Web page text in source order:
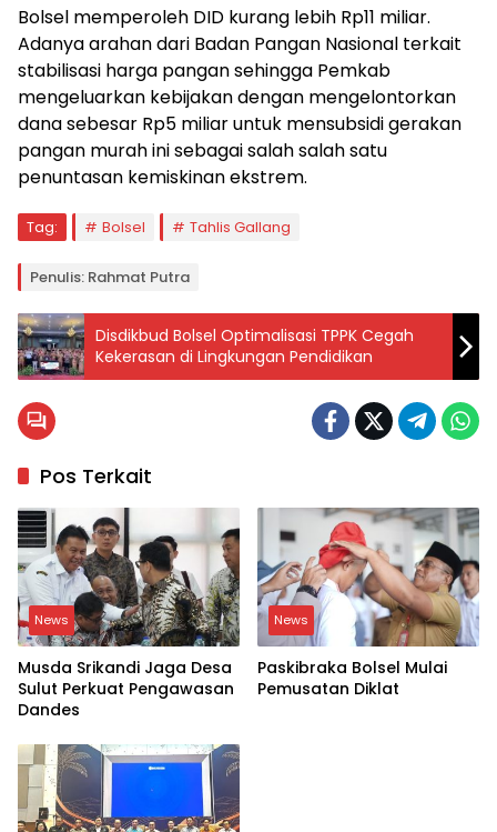
Bolsel memperoleh DID kurang lebih Rp11 miliar.
Adanya arahan dari Badan Pangan Nasional terkait
stabilisasi harga pangan sehingga Pemkab
mengeluarkan kebijakan dengan mengelontorkan
dana sebesar Rp5 miliar untuk mensubsidi gerakan
pangan murah ini sebagai salah salah satu
penuntasan kemiskinan ekstrem.
Tag: Bolsel Tahlis Gallang
Penulis: Rahmat Putra
Disdikbud Bolsel Optimalisasi TPPK Cegah
Kekerasan di Lingkungan Pendidikan
Pos Terkait
News
Musda Srikandi Jaga Desa
Sulut Perkuat Pengawasan
Dandes
News
Paskibraka Bolsel Mulai
Pemusatan Diklat